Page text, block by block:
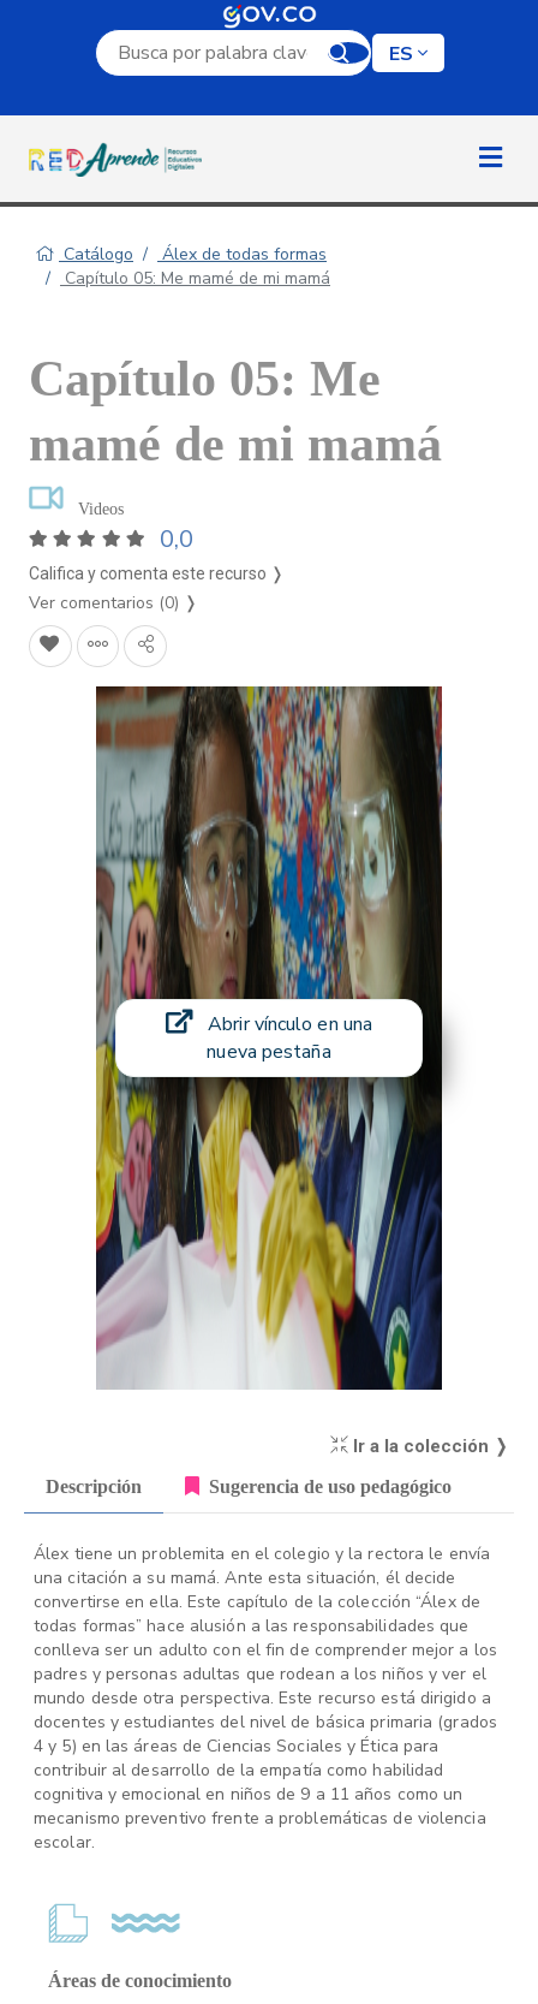
Campo de búsqueda por palabra clave
ES
Catálogo
Álex de todas formas
Capítulo 05: Me mamé de mi mamá
Capítulo 05: Me
mamé de mi mamá
Videos
0,0
Califica y comenta este recurso ❭
Ver comentarios (0) ❭
Abrir vínculo en una
nueva pestaña
Ir a la colección ❭
Descripción Sugerencia de uso pedagógico
Álex tiene un problemita en el colegio y la rectora le envía
una citación a su mamá. Ante esta situación, él decide
convertirse en ella. Este capítulo de la colección “Álex de
todas formas” hace alusión a las responsabilidades que
conlleva ser un adulto con el fin de comprender mejor a los
padres y personas adultas que rodean a los niños y ver el
mundo desde otra perspectiva. Este recurso está dirigido a
docentes y estudiantes del nivel de básica primaria (grados
4 y 5) en las áreas de Ciencias Sociales y Ética para
contribuir al desarrollo de la empatía como habilidad
cognitiva y emocional en niños de 9 a 11 años como un
mecanismo preventivo frente a problemáticas de violencia
escolar.
Áreas de conocimiento